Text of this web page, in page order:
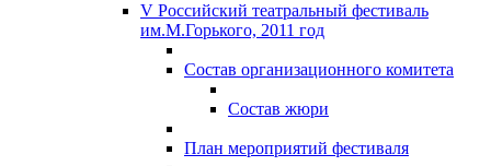
V Российский театральный фестиваль
им.М.Горького, 2011 год
Состав организационного комитета
Состав жюри
План мероприятий фестиваля